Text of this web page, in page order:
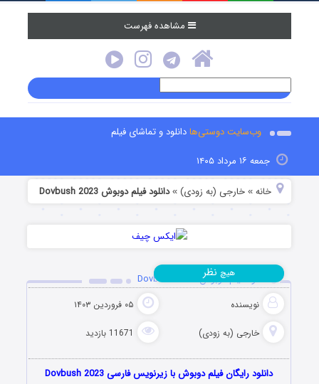
مشاهده فهرست
وب‌سایت دوستی‌هادانلود و تماشای فیلم
جمعه ۱۶ مرداد ۱۴۰۵
خانه »خارجی (به زودی) »دانلود فیلم دوبوش Dovbush 2023
دانلود فیلم دوبوش Dovbush 2023
نویسنده ۰۵ فروردین ۱۴۰۳
خارجی (به زودی) 11671 بازدید
هیچ نظر
دانلود رایگان فیلم دوبوش با زیرنویس فارسی Dovbush 2023